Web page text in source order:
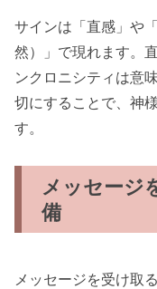
サインは「直感」や
然）」で現れます。
ンクロニシティは意
切にすることで、神
す。
メッセージ
備
メッセージを受け取